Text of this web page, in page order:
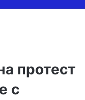
протест
с